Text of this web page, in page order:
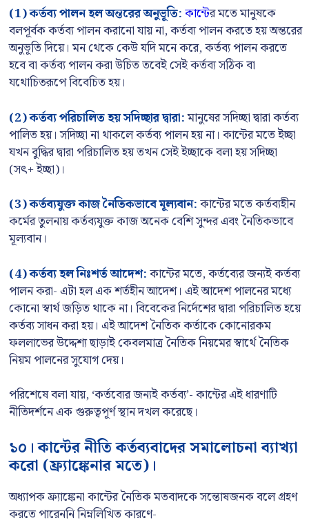
(1) কর্তব্য পালন হল অন্তরের অনুভূতি:কান্টের মতে মানুষকে
বলপূর্বক কর্তব্য পালন করানো যায় না, কর্তব্য পালন করতে হয় অন্তরের
অনুভূতি দিয়ে। মন থেকে কেউ যদি মনে করে, কর্তব্য পালন করতে
হবে বা কর্তব্য পালন করা উচিত তবেই সেই কর্তব্য সঠিক বা
যথোচিতরূপে বিবেচিত হয়।
(2)কর্তব্য পরিচালিত হয় সদিচ্ছার দ্বারা:মানুষের সদিচ্ছা দ্বারা কর্তব্য
পালিত হয়। সদিচ্ছা না থাকলে কর্তব্য পালন হয় না। কান্টের মতে ইচ্ছা
যখন বুদ্ধির দ্বারা পরিচালিত হয় তখন সেই ইচ্ছাকে বলা হয় সদিচ্ছা
(সৎ+ ইচ্ছা)।
(3)কর্তব্যযুক্ত কাজ নৈতিকভাবে মূল্যবান:কান্টের মতে কর্তব্যহীন
কর্মের তুলনায় কর্তব্যযুক্ত কাজ অনেক বেশি সুন্দর এবং নৈতিকভাবে
মূল্যবান।
(4)কর্তব্য হল নিঃশর্ত আদেশ:কান্টের মতে, কর্তব্যের জন্যই কর্তব্য
পালন করা- এটা হল এক শর্তহীন আদেশ। এই আদেশ পালনের মধ্যে
কোনো স্বার্থ জড়িত থাকে না। বিবেকের নির্দেশের দ্বারা পরিচালিত হয়ে
কর্তব্য সাধন করা হয়। এই আদেশ নৈতিক কর্তাকে কোনোরকম
ফললাভের উদ্দেশ্য ছাড়াই কেবলমাত্র নৈতিক নিয়মের স্বার্থে নৈতিক
নিয়ম পালনের সুযোগ দেয়।
পরিশেষে বলা যায়, ‘কর্তব্যের জন্যই কর্তব্য’- কান্টের এই ধারণাটি
নীতিদর্শনে এক গুরুত্বপূর্ণ স্থান দখল করেছে।
১০। কান্টের নীতি কর্তব্যবাদের সমালোচনা ব্যাখ্যা
করো (ফ্র্যাঙ্কেনার মতে)।
অধ্যাপক ফ্র্যাঙ্কেনা কান্টের নৈতিক মতবাদকে সন্তোষজনক বলে গ্রহণ
করতে পারেননি নিম্নলিখিত কারণে-